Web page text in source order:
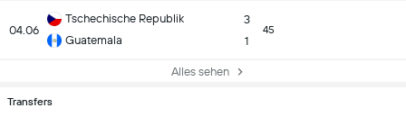
04.06
Tschechische Republik
Guatemala
3
1
45
Alles sehen
Transfers